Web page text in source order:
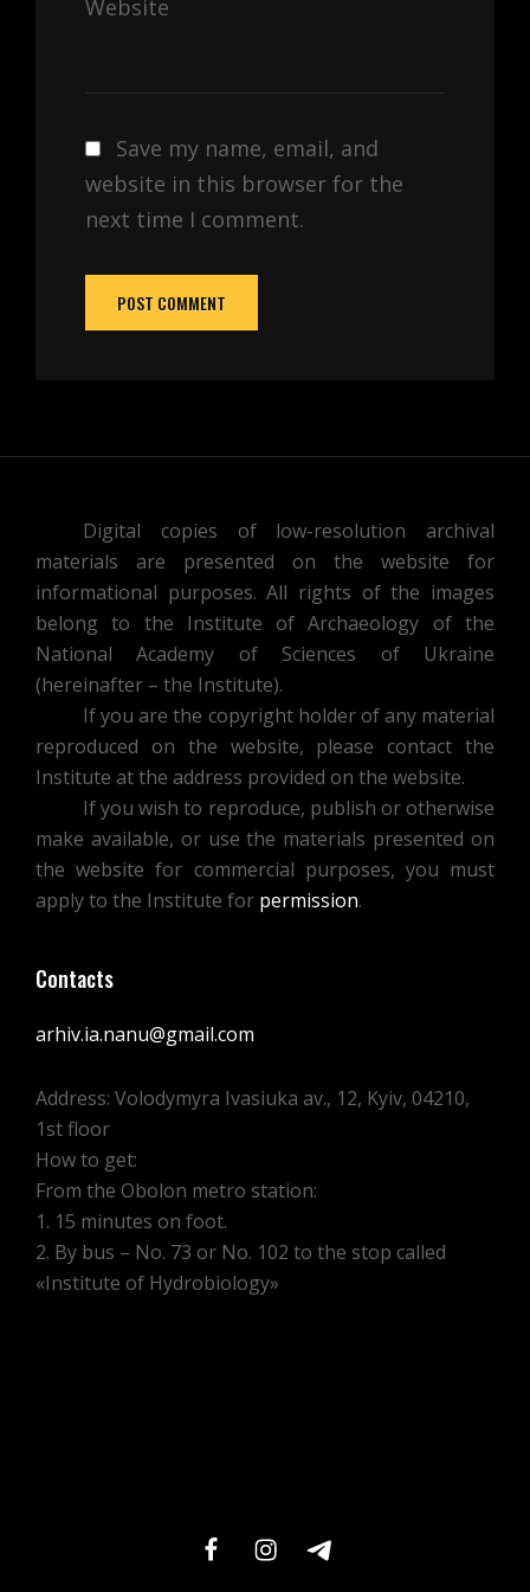
Website
Save my name, email, and
website in this browser for the
next time I comment.
Digital copies of low-resolution archival
materials are presented on the website for
informational purposes. All rights of the images
belong to the Institute of Archaeology of the
National Academy of Sciences of Ukraine
(hereinafter – the Institute).
If you are the copyright holder of any material
reproduced on the website, please contact the
Institute at the address provided on the website.
If you wish to reproduce, publish or otherwise
make available, or use the materials presented on
the website for commercial purposes, you must
apply to the Institute for permission.
Contacts
arhiv.ia.nanu@gmail.com
Address: Volodymyra Ivasiuka av., 12, Kyiv, 04210,
1st floor
How to get:
From the Obolon metro station:
1. 15 minutes on foot.
2. By bus – No. 73 or No. 102 to the stop called
«Institute of Hydrobiology»
facebookinstagramtelegram